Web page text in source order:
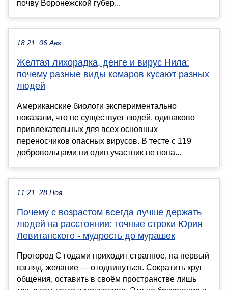
почву Воронежской губер...
18:21, 06 Авг
Желтая лихорадка, денге и вирус Нила:
почему разные виды комаров кусают разных
людей
Американские биологи экспериментально
показали, что не существует людей, одинаково
привлекательных для всех основных
переносчиков опасных вирусов. В тесте с 119
добровольцами ни один участник не попа...
11:21, 28 Ноя
Почему с возрастом всегда лучше держать
людей на расстоянии: точные строки Юрия
Левитанского - мудрость до мурашек
Прогород С годами приходит странное, на первый
взгляд, желание — отодвинуться. Сократить круг
общения, оставить в своём пространстве лишь